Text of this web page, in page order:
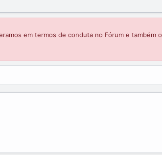
em termos de conduta no Fórum e também o